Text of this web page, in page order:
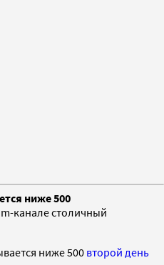
ниже 500
канале столичный
ниже 500 второй день